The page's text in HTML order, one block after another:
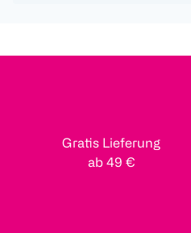
Gratis Lieferung
ab 49 €